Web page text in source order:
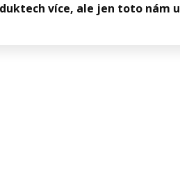
více, ale jen toto nám u